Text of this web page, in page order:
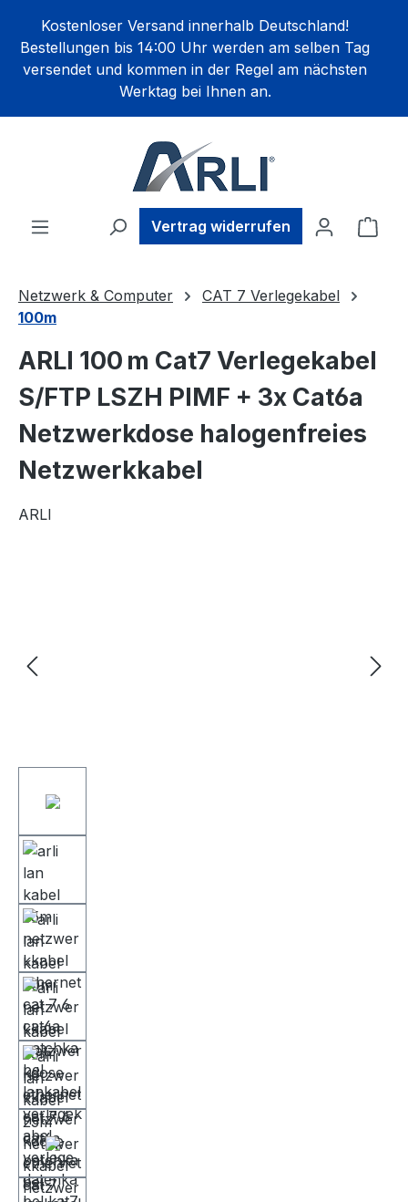
springen
Kostenloser Versand innerhalb Deutschland!
Bestellungen bis 14:00 Uhr werden am selben Tag
versendet und kommen in der Regel am nächsten
Werktag bei Ihnen an.
Vertrag widerrufen
Netzwerk & Computer
CAT 7 Verlegekabel
100m
ARLI 100 m Cat7 Verlegekabel
S/FTP LSZH PIMF + 3x Cat6a
Netzwerkdose halogenfreies
Netzwerkkabel
ARLI